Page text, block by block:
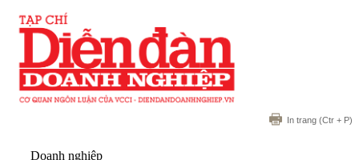
In trang (Ctr + P)
Doanh nghiệp